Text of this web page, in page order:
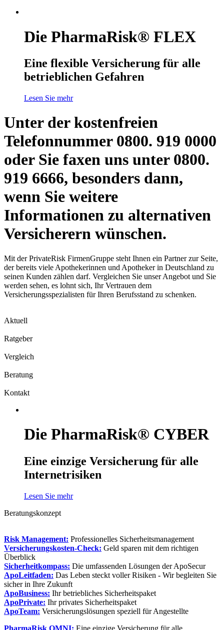
Die PharmaRisk® FLEX
Eine flexible Versicherung für alle
betrieblichen Gefahren
Lesen Sie mehr
Unter der kostenfreien
Telefonnummer 0800. 919 0000
oder Sie faxen uns unter 0800.
919 6666, besonders dann,
wenn Sie weitere
Informationen zu alternativen
Versicherern wünschen.
Mit der PrivateRisk FirmenGruppe steht Ihnen ein Partner zur Seite,
der bereits viele Apothekerinnen und Apotheker in Deutschland zu
seinen Kunden zählen darf. Vergleichen Sie unser Angebot und Sie
werden sehen, es lohnt sich, Ihr Vertrauen dem
Versicherungsspezialisten für Ihren Berufsstand zu schenken.
Aktuell
Ratgeber
Vergleich
Beratung
Kontakt
Die PharmaRisk® CYBER
Eine einzige Versicherung für alle
Internetrisiken
Lesen Sie mehr
Beratungskonzept
Risk Management: Professionelles Sicherheitsmanagement
Versicherungskosten-Check: Geld sparen mit dem richtigen
Überblick
Sicherheitkompass: Die umfassenden Lösungen der ApoSecur
ApoLeitfaden: Das Leben steckt voller Risiken - Wir begleiten Sie
sicher in Ihre Zukunft
ApoBusiness: Ihr betriebliches Sicherheitspaket
ApoPrivate: Ihr privates Sicherheitspaket
ApoTeam: Versicherungslösungen speziell für Angestellte
PharmaRisk OMNI: Eine einzige Versicherung für alle